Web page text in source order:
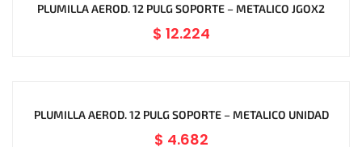
PLUMILLA AEROD. 12 PULG SOPORTE – METALICO JGOX2
$ 12.224
PLUMILLA AEROD. 12 PULG SOPORTE – METALICO UNIDAD
$ 4.682